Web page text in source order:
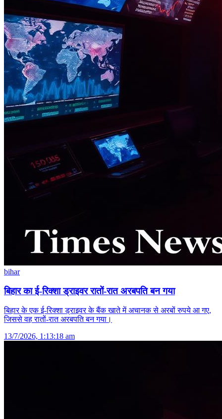
bihar
बिहार का ई-रिक्शा ड्राइवर रातों-रात अरबपति बन गया
बिहार के एक ई-रिक्शा ड्राइवर के बैंक खाते में अचानक से अरबों रुपये आ गए,
जिससे वह रातों-रात अरबपति बन गया।
13/7/2026, 1:13:18 am